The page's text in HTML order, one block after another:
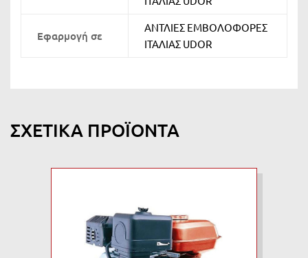
Εφαρμογή σε
ΑΝΤΛΙΕΣ ΕΜΒΟΛΟΦΟΡΕΣ
ΙΤΑΛΙΑΣ UDOR
ΣΧΕΤΙΚΆ ΠΡΟΪΌΝΤΑ